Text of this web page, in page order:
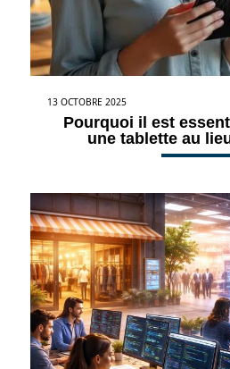
13 OCTOBRE 2025
Pourquoi il est
une tablette au